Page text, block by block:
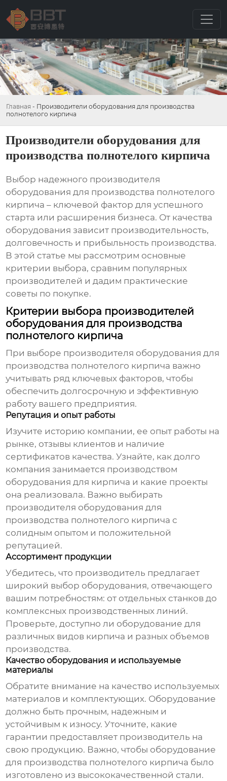
Главная - Производители оборудования для производства
полнотелого кирпича
Производители оборудования для
производства полнотелого кирпича
Выбор надежного производителя
оборудования для производства полнотелого
кирпича – ключевой фактор для успешного
старта или расширения бизнеса. От качества
оборудования зависит производительность,
долговечность и прибыльность производства.
В этой статье мы рассмотрим основные
критерии выбора, сравним популярных
производителей и дадим практические
советы по покупке.
Критерии выбора производителей
оборудования для производства
полнотелого кирпича
При выборе производителя оборудования для
производства полнотелого кирпича важно
учитывать ряд ключевых факторов, чтобы
обеспечить долгосрочную и эффективную
работу вашего предприятия.
Репутация и опыт работы
Изучите историю компании, ее опыт работы на
рынке, отзывы клиентов и наличие
сертификатов качества. Узнайте, как долго
компания занимается производством
оборудования для кирпича и какие проекты
она реализовала. Важно выбирать
производителя оборудования для
производства полнотелого кирпича с
солидным опытом и положительной
репутацией.
Ассортимент продукции
Убедитесь, что производитель предлагает
широкий выбор оборудования, отвечающего
вашим потребностям: от отдельных станков до
комплексных производственных линий.
Проверьте, доступно ли оборудование для
различных видов кирпича и разных объемов
производства.
Качество оборудования и используемые
материалы
Обратите внимание на качество используемых
материалов и комплектующих. Оборудование
должно быть прочным, надежным и
устойчивым к износу. Уточните, какие
гарантии предоставляет производитель на
свою продукцию. Важно, чтобы оборудование
для производства полнотелого кирпича было
изготовлено из высококачественной стали.